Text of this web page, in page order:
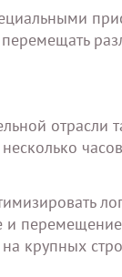
и
крупных